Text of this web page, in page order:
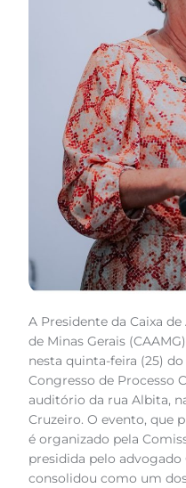
A Presidente da Caixa
de Minas Gerais
nesta quinta-feira (25)
Congresso de Processo
auditório da rua Albita,
Cruzeiro. O evento, que
é organizado pela
presidida pelo advogado
consolidou como um